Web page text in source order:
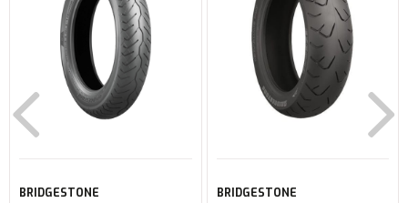
BRIDGESTONE
BRIDGESTONE